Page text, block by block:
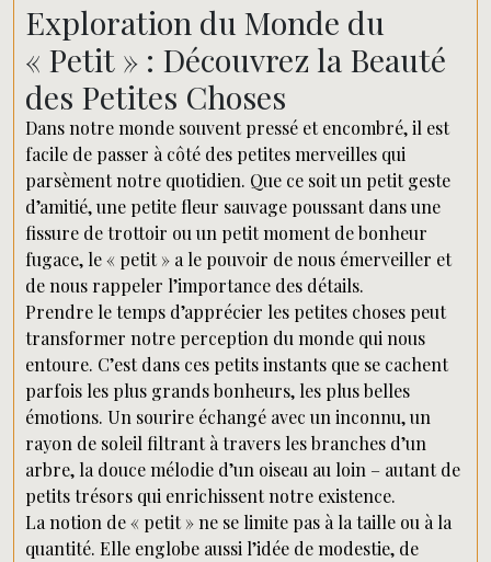
Exploration du Monde du
« Petit » : Découvrez la Beauté
des Petites Choses
Dans notre monde souvent pressé et encombré, il est
facile de passer à côté des petites merveilles qui
parsèment notre quotidien. Que ce soit un petit geste
d’amitié, une petite fleur sauvage poussant dans une
fissure de trottoir ou un petit moment de bonheur
fugace, le « petit » a le pouvoir de nous émerveiller et
de nous rappeler l’importance des détails.
Prendre le temps d’apprécier les petites choses peut
transformer notre perception du monde qui nous
entoure. C’est dans ces petits instants que se cachent
parfois les plus grands bonheurs, les plus belles
émotions. Un sourire échangé avec un inconnu, un
rayon de soleil filtrant à travers les branches d’un
arbre, la douce mélodie d’un oiseau au loin – autant de
petits trésors qui enrichissent notre existence.
La notion de « petit » ne se limite pas à la taille ou à la
quantité. Elle englobe aussi l’idée de modestie, de